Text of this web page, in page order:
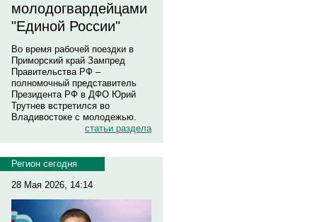
молодогвардейцами
"Единой России"
Во время рабочей поездки в
Приморский край Зампред
Правительства РФ –
полномочный представитель
Президента РФ в ДФО Юрий
Трутнев встретился во
Владивостоке с молодежью.
статьи раздела
Регион сегодня
28 Мая 2026, 14:14